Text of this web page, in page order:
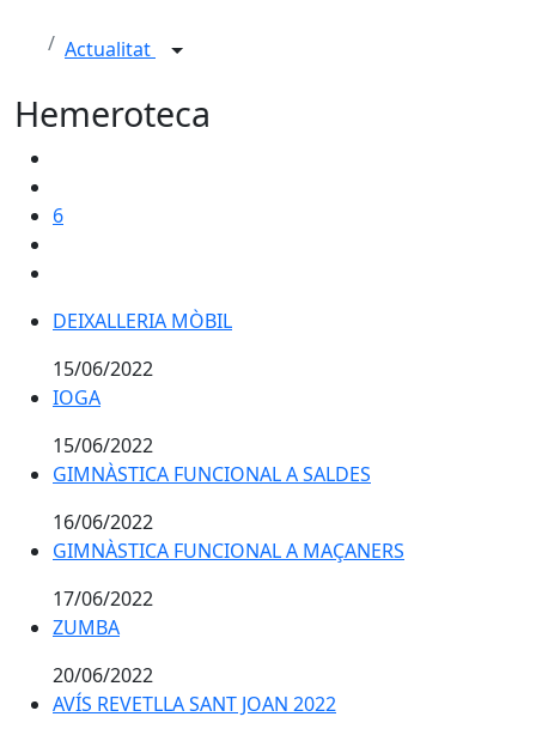
Actualitat
Hemeroteca
6
DEIXALLERIA MÒBIL
15/06/2022
IOGA
IOGA
15/06/2022
GIMNÀSTICA FUNCIONAL A SALDES
GIMNÀSTICA FUNCIONAL A SALDES
16/06/2022
GIMNÀSTICA FUNCIONAL A MAÇANERS
GIMNÀSTICA FUNCIONAL A MAÇANERS
17/06/2022
ZUMBA
ZUMBA
20/06/2022
AVÍS REVETLLA SANT JOAN 2022
AVÍS REVETLLA SANT JOAN 2022